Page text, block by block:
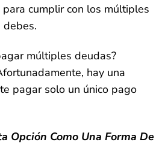
cumplir con los múltiples
múltiples deudas?
hay una
pagar solo un único pago
Opción Como Una Forma De